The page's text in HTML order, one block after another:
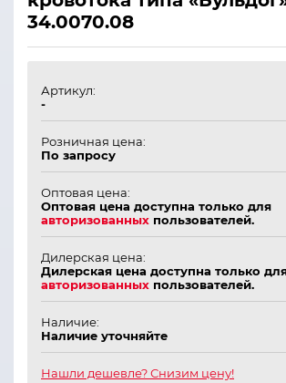
34.0070.08
Артикул:
-
Розничная цена:
По запросу
Оптовая цена:
Оптовая цена доступна только для
авторизованных пользователей.
Дилерская цена:
Дилерская цена доступна только
авторизованных пользователей.
Наличие:
Наличие уточняйте
Нашли дешевле? Снизим цену!